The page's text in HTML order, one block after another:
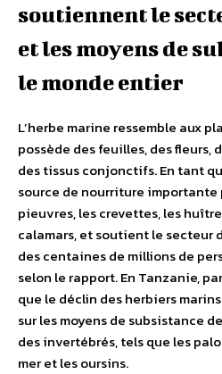
soutiennent le
et les moyens de
le monde entier
L’herbe marine ressemble aux
possède des feuilles, des fleurs,
des tissus conjonctifs. En tant
source de nourriture importante
pieuvres, les crevettes, les
calamars, et soutient le secteur
des centaines de millions de
selon le rapport. En Tanzanie,
que le déclin des herbiers
sur les moyens de subsistance
des invertébrés, tels que les
mer et les oursins.